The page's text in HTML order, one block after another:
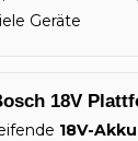
Geräte
18V
18V-